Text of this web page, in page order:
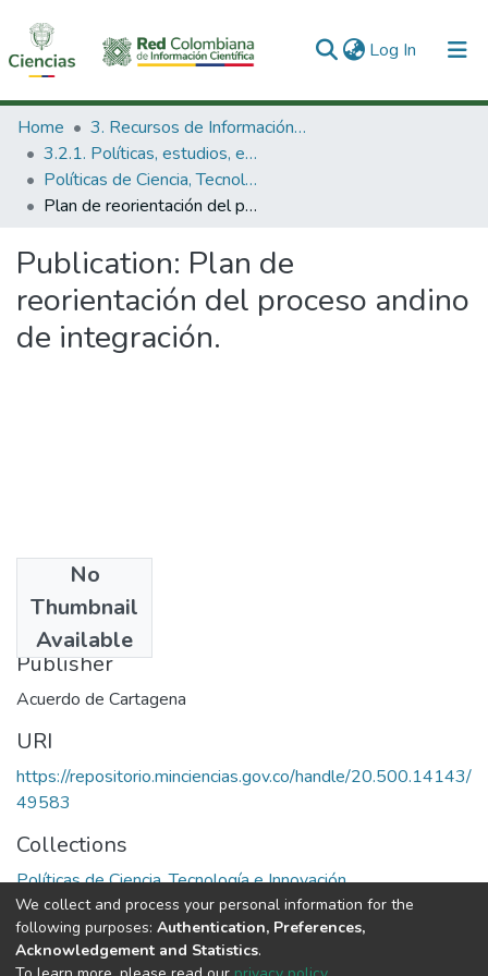
Log In (current)
Communities & Collections
All of DSpace
Statistics
Home
3. Recursos de Información Científica y Tecnológica
3.2.1. Políticas, estudios, evaluaciones e indicadores de CTeI
Políticas de Ciencia, Tecnología e Innovación
Plan de reorientación del proceso andino de integración.
Publication: Plan de
reorientación del proceso andino
de integración.
No
Thumbnail
Available
1983
Publisher
Acuerdo de Cartagena
URI
https://repositorio.minciencias.gov.co/handle/20.500.14143/
49583
Collections
Políticas de Ciencia, Tecnología e Innovación
Full item page
We collect and process your personal information for the
following purposes: Authentication, Preferences,
Acknowledgement and Statistics.